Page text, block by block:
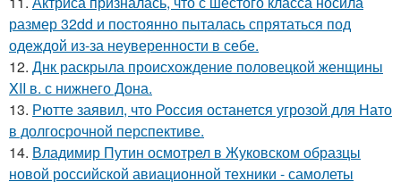
размер 32dd и постоянно пыталась спрятаться под
одеждой из-за неуверенности в себе.
12. Днк раскрыла происхождение половецкой женщины
XII в. с нижнего Дона.
13. Рютте заявил, что Россия останется угрозой для Нато
в долгосрочной перспективе.
14. Владимир Путин осмотрел в Жуковском образцы
новой российской авиационной техники - самолеты